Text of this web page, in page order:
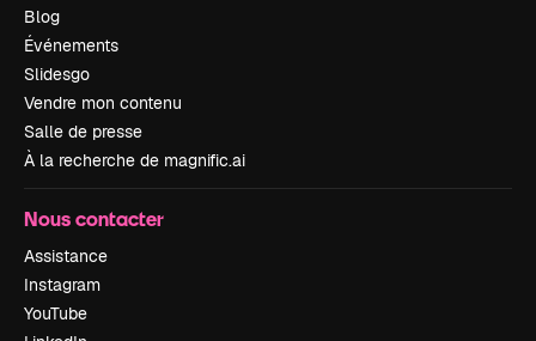
Blog
Événements
Slidesgo
Vendre mon contenu
Salle de presse
À la recherche de magnific.ai
Nous contacter
Assistance
Instagram
YouTube